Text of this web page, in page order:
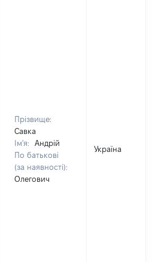
Прізвище:
Савка
Ім'я:
Андрій
По батькові
(за наявності):
Олегович
Україна